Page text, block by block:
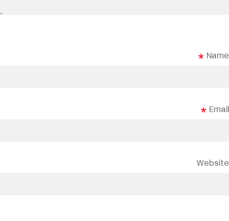
Name
*
Email
*
Website